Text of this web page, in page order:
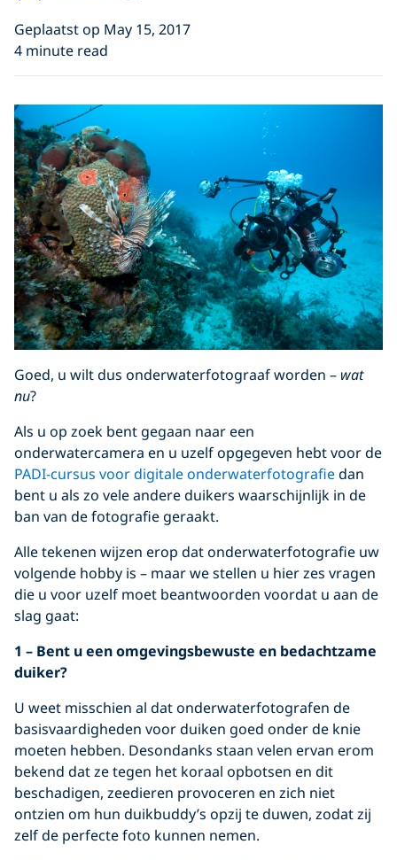
Geplaatst op May 15, 2017
4 minute read
Goed, u wilt dus onderwaterfotograaf worden – wat
nu?
Als u op zoek bent gegaan naar een
onderwatercamera en u uzelf opgegeven hebt voor de
PADI-cursus voor digitale onderwaterfotografiedan
bent u als zo vele andere duikers waarschijnlijk in de
ban van de fotografie geraakt.
Alle tekenen wijzen erop dat onderwaterfotografie uw
volgende hobby is – maar we stellen u hier zes vragen
die u voor uzelf moet beantwoorden voordat u aan de
slag gaat:
1 – Bent u een omgevingsbewuste en bedachtzame
duiker?
U weet misschien al dat onderwaterfotografen de
basisvaardigheden voor duiken goed onder de knie
moeten hebben. Desondanks staan velen ervan erom
bekend dat ze tegen het koraal opbotsen en dit
beschadigen, zeedieren provoceren en zich niet
ontzien om hun duikbuddy’s opzij te duwen, zodat zij
zelf de perfecte foto kunnen nemen.